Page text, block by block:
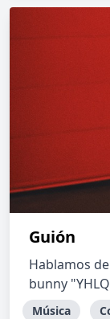
Guión
Hablamos
bunny
Música